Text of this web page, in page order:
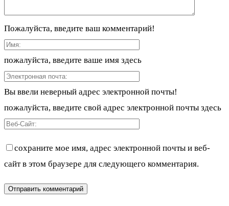
Пожалуйста, введите ваш комментарий!
пожалуйста, введите ваше имя здесь
Вы ввели неверный адрес электронной почты!
пожалуйста, введите свой адрес электронной почты здесь
сохраните мое имя, адрес электронной почты и веб-
сайт в этом браузере для следующего комментария.